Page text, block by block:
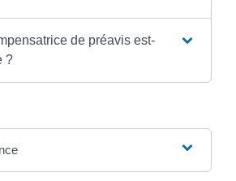
de préavis est-
?